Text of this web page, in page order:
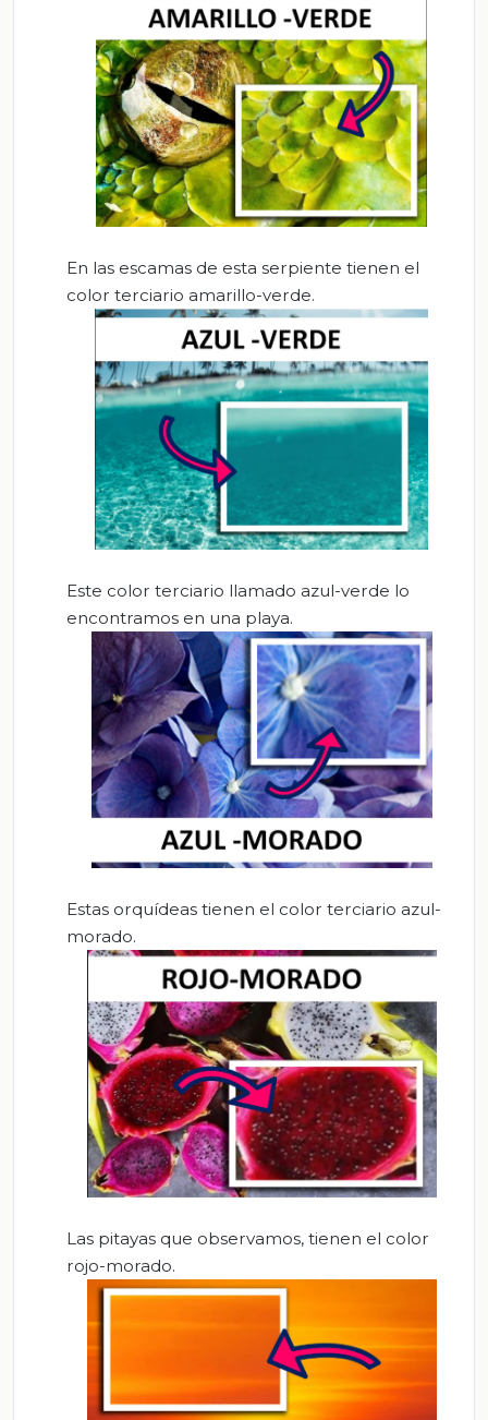
En las escamas de esta serpiente tienen el
color terciario amarillo-verde.
Este color terciario llamado azul-verde lo
encontramos en una playa.
Estas orquídeas tienen el color terciario azul-
morado.
Las pitayas que observamos, tienen el color
rojo-morado.